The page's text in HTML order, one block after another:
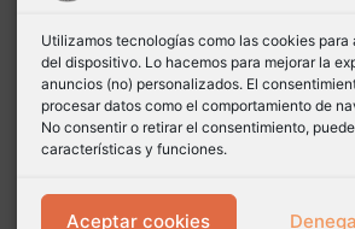
Utilizamos tecnologías como las cookies
del dispositivo. Lo hacemos para mejorar la
anuncios (no) personalizados. El
procesar datos como el comportamiento de
No consentir o retirar el consentimiento,
características y funciones.
Aceptar cookies